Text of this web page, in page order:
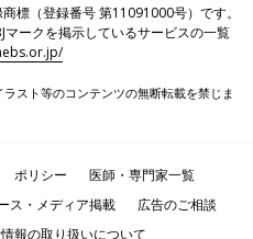
標（登録番号 第11091000号）です。
マークを掲示しているサービスの一覧
スト等のコンテンツの無断転載を禁じま
ポリシー
医師・専門家一覧
ス・メディア掲載
広告のご相談
報の取り扱いについて